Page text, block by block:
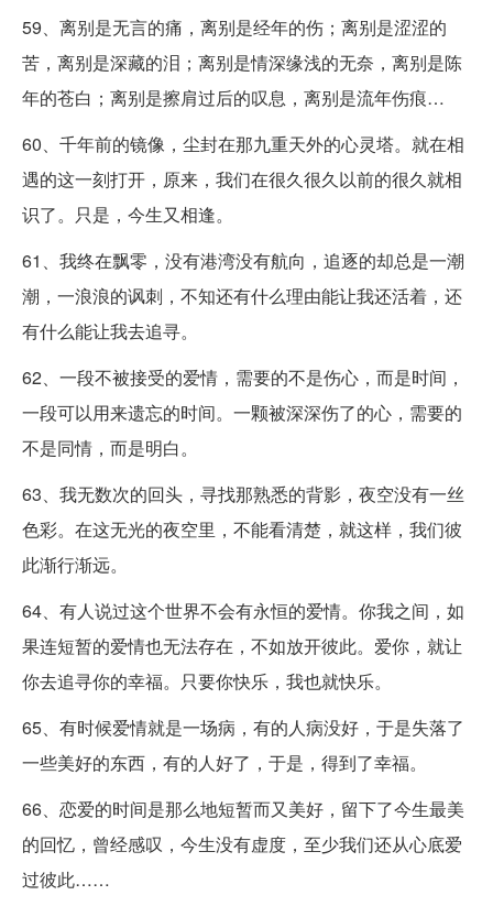
59、离别是无言的痛，离别是经年的伤；离别是涩涩的
苦，离别是深藏的泪；离别是情深缘浅的无奈，离别是陈
年的苍白；离别是擦肩过后的叹息，离别是流年伤痕…
60、千年前的镜像，尘封在那九重天外的心灵塔。就在相
遇的这一刻打开，原来，我们在很久很久以前的很久就相
识了。只是，今生又相逢。
61、我终在飘零，没有港湾没有航向，追逐的却总是一潮
潮，一浪浪的讽刺，不知还有什么理由能让我还活着，还
有什么能让我去追寻。
62、一段不被接受的爱情，需要的不是伤心，而是时间，
一段可以用来遗忘的时间。一颗被深深伤了的心，需要的
不是同情，而是明白。
63、我无数次的回头，寻找那熟悉的背影，夜空没有一丝
色彩。在这无光的夜空里，不能看清楚，就这样，我们彼
此渐行渐远。
64、有人说过这个世界不会有永恒的爱情。你我之间，如
果连短暂的爱情也无法存在，不如放开彼此。爱你，就让
你去追寻你的幸福。只要你快乐，我也就快乐。
65、有时候爱情就是一场病，有的人病没好，于是失落了
一些美好的东西，有的人好了，于是，得到了幸福。
66、恋爱的时间是那么地短暂而又美好，留下了今生最美
的回忆，曾经感叹，今生没有虚度，至少我们还从心底爱
过彼此……